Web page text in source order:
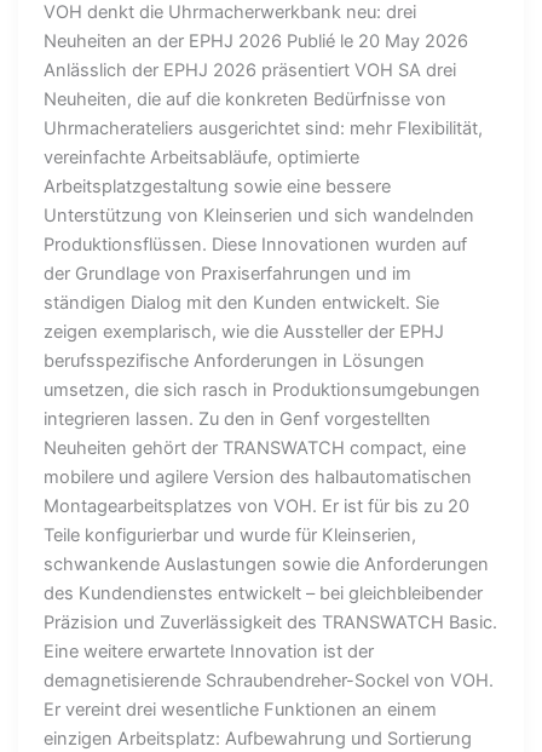
VOH denkt die Uhrmacherwerkbank neu: drei
Neuheiten an der EPHJ 2026 Publié le 20 May 2026
Anlässlich der EPHJ 2026 präsentiert VOH SA drei
Neuheiten, die auf die konkreten Bedürfnisse von
Uhrmacherateliers ausgerichtet sind: mehr Flexibilität,
vereinfachte Arbeitsabläufe, optimierte
Arbeitsplatzgestaltung sowie eine bessere
Unterstützung von Kleinserien und sich wandelnden
Produktionsflüssen. Diese Innovationen wurden auf
der Grundlage von Praxiserfahrungen und im
ständigen Dialog mit den Kunden entwickelt. Sie
zeigen exemplarisch, wie die Aussteller der EPHJ
berufsspezifische Anforderungen in Lösungen
umsetzen, die sich rasch in Produktionsumgebungen
integrieren lassen. Zu den in Genf vorgestellten
Neuheiten gehört der TRANSWATCH compact, eine
mobilere und agilere Version des halbautomatischen
Montagearbeitsplatzes von VOH. Er ist für bis zu 20
Teile konfigurierbar und wurde für Kleinserien,
schwankende Auslastungen sowie die Anforderungen
des Kundendienstes entwickelt – bei gleichbleibender
Präzision und Zuverlässigkeit des TRANSWATCH Basic.
Eine weitere erwartete Innovation ist der
demagnetisierende Schraubendreher-Sockel von VOH.
Er vereint drei wesentliche Funktionen an einem
einzigen Arbeitsplatz: Aufbewahrung und Sortierung